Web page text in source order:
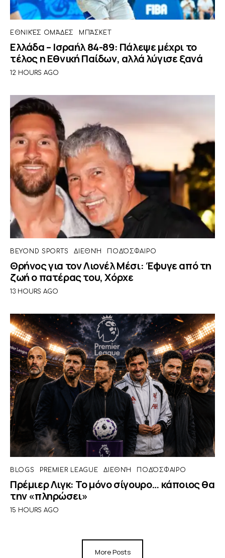
ΕΘΝΙΚΈΣ ΟΜΆΔΕΣ ΜΠΆΣΚΕΤ
Ελλάδα – Ισραήλ 84-89: Πάλεψε μέχρι το
τέλος η Εθνική Παίδων, αλλά λύγισε ξανά
12 HOURS AGO
BEYOND SPORTS ΔΙΕΘΝΉ ΠΟΔΌΣΦΑΙΡΟ
Θρήνος για τον Λιονέλ Μέσι: Έφυγε από τη
ζωή ο πατέρας του, Χόρχε
13 HOURS AGO
BLOGS PREMIER LEAGUE ΔΙΕΘΝΉ ΠΟΔΌΣΦΑΙΡΟ
Πρέμιερ Λιγκ: Το μόνο σίγουρο… κάποιος θα
την «πληρώσει»
15 HOURS AGO
More Posts